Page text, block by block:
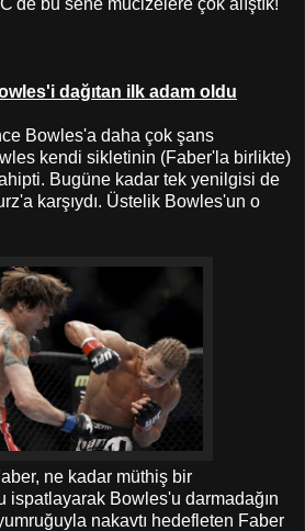
dağıtan ilk adam oldu
Bowles'a daha çok şans
kendi sikletinin (Faber'la birlikte)
Bugüne kadar tek yenilgisi de
karşıydı. Üstelik Bowles'un o
ne kadar müthiş bir
ispatlayarak Bowles'u darmadağın
nakavtı hedefleten Faber